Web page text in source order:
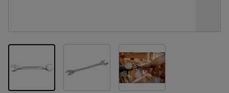
View larger imageView larger image